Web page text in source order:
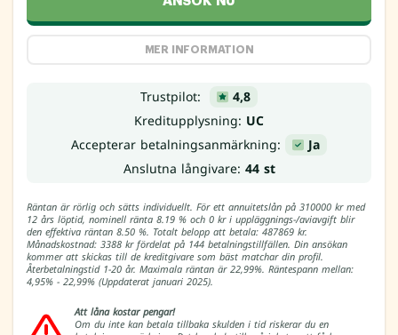
MER INFORMATION
Trustpilot:
4,8
Kreditupplysning: UC
Accepterar betalningsanmärkning:
Ja
Anslutna långivare: 44 st
Räntan är rörlig och sätts individuellt. För ett annuitetslån på 310000 kr med
12 års löptid, nominell ränta 8.19 % och 0 kr i uppläggnings-/aviavgift blir
den effektiva räntan 8.50 %. Totalt belopp att betala: 487869 kr.
Månadskostnad: 3388 kr fördelat på 144 betalningstillfällen. Din ansökan
kommer att skickas till de kreditgivare som bäst matchar din profil.
Återbetalningstid 1-20 år. Maximala räntan är 22,99%. Räntespann mellan:
4,95% - 22,99% (Uppdaterat januari 2025).
Att låna kostar pengar!
Om du inte kan betala tillbaka skulden i tid riskerar du en